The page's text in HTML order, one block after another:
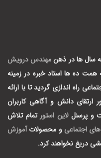
سال ها در ذهنمهندس درویش
ده ها استاد خبره در زمینه
راه اندازی گردید تا با ارائه
دانش و آگاهی کاربران
و پرسنللاین استور تمام تلاش
اجتماعی و محصولات آموزش
دریغ نخواهند کرد.